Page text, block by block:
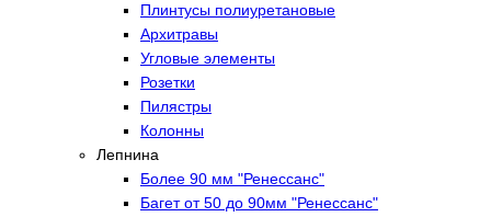
Плинтусы полиуретановые
Архитравы
Угловые элементы
Розетки
Пилястры
Колонны
Лепнина
Более 90 мм "Ренессанс"
Багет от 50 до 90мм "Ренессанс"